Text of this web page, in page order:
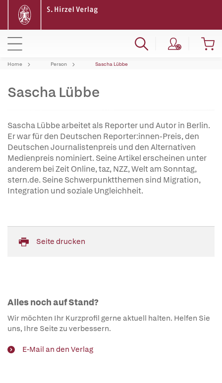
Home Person Sascha Lübbe
Sascha Lübbe
Sascha Lübbe arbeitet als Reporter und Autor in Berlin.
Er war für den Deutschen Reporter:innen-Preis, den
Deutschen Journalistenpreis und den Alternativen
Medienpreis nominiert. Seine Artikel erscheinen unter
anderem bei Zeit Online, taz, NZZ, Welt am Sonntag,
stern.de. Seine Schwerpunktthemen sind Migration,
Integration und soziale Ungleichheit.
Seite drucken
Alles noch auf Stand?
Wir möchten Ihr Kurzprofil gerne aktuell halten. Helfen Sie
uns, Ihre Seite zu verbessern.
E-Mail an den Verlag